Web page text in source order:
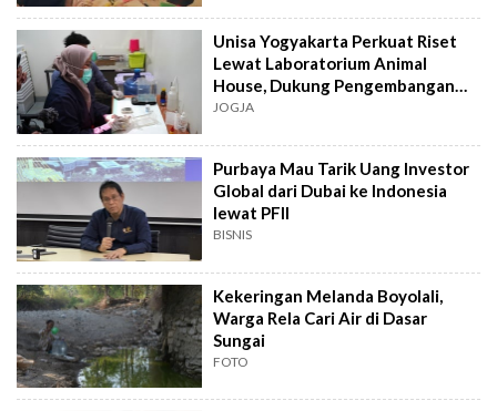
Unisa Yogyakarta Perkuat Riset
Lewat Laboratorium Animal
House, Dukung Pengembangan
Kandidat Obat
JOGJA
Purbaya Mau Tarik Uang Investor
Global dari Dubai ke Indonesia
lewat PFII
BISNIS
Kekeringan Melanda Boyolali,
Warga Rela Cari Air di Dasar
Sungai
FOTO